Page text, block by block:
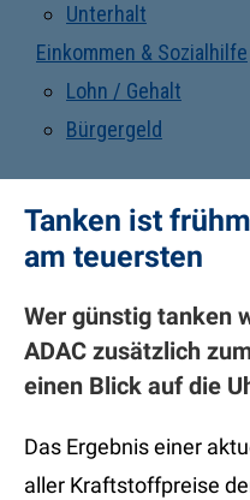
Unterhalt
Einkommen & Sozialhilfe
Lohn / Gehalt
Bürgergeld
Tanken ist
am teuersten
Wer günstig tanken
ADAC zusätzlich
einen Blick auf die
Das Ergebnis einer
aller Kraftstoffpreise